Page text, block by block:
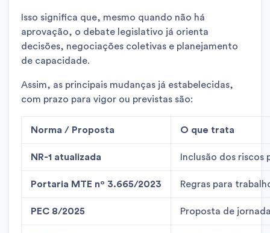
Isso significa que, mesmo quando não há
aprovação, o debate legislativo já orienta
decisões, negociações coletivas e planejamento
de capacidade.
Assim, as principais mudanças já estabelecidas,
com prazo para vigor ou previstas são:
Norma / Proposta O que trata
NR-1 atualizada Inclusão dos
Portaria MTE nº 3.665/2023 Regras para
PEC 8/2025 Proposta de